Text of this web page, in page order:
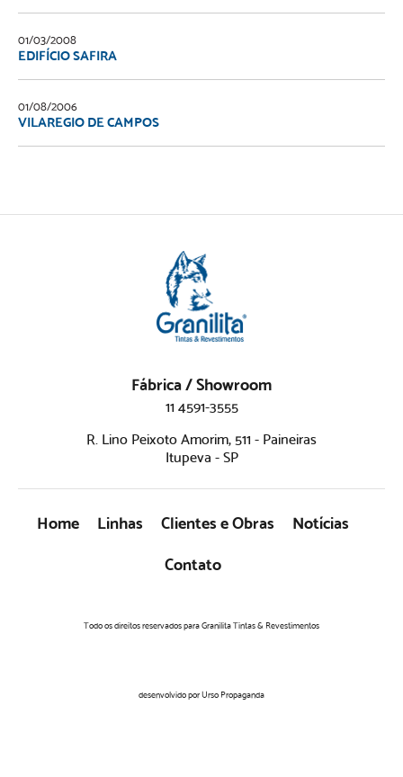
01/03/2008
EDIFÍCIO SAFIRA
01/08/2006
VILAREGIO DE CAMPOS
Fábrica / Showroom
11 4591-3555
R. Lino Peixoto Amorim, 511 - Paineiras
Itupeva - SP
Home Linhas Clientes e Obras
Notícias
Contato
Todo os direitos reservados para Granilita Tintas & Revestimentos
desenvolvido por Urso Propaganda